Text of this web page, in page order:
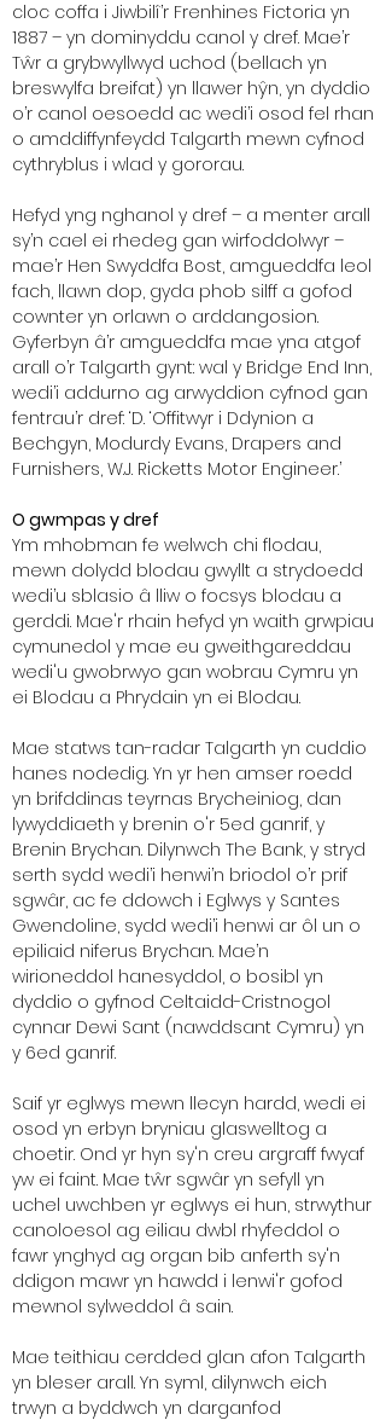
cloc coffa i Jiwbilî’r Frenhines Fictoria yn
1887 – yn dominyddu canol y dref. Mae’r
Tŵr a grybwyllwyd uchod (bellach yn
breswylfa breifat) yn llawer hŷn, yn dyddio
o’r canol oesoedd ac wedi’i osod fel rhan
o amddiffynfeydd Talgarth mewn cyfnod
cythryblus i wlad y gororau.
Hefyd yng nghanol y dref – a menter arall
sy’n cael ei rhedeg gan wirfoddolwyr –
mae’r Hen Swyddfa Bost, amgueddfa leol
fach, llawn dop, gyda phob silff a gofod
cownter yn orlawn o arddangosion.
Gyferbyn â’r amgueddfa mae yna atgof
arall o’r Talgarth gynt: wal y Bridge End Inn,
wedi’i addurno ag arwyddion cyfnod gan
fentrau’r dref: ‘D. ‘Offitwyr i Ddynion a
Bechgyn, Modurdy Evans, Drapers and
Furnishers, W.J. Ricketts Motor Engineer.’
O gwmpas y dref
Ym mhobman fe welwch chi flodau,
mewn dolydd blodau gwyllt a strydoedd
wedi’u sblasio â lliw o focsys blodau a
gerddi. Mae'r rhain hefyd yn waith grwpiau
cymunedol y mae eu gweithgareddau
wedi'u gwobrwyo gan wobrau Cymru yn
ei Blodau a Phrydain yn ei Blodau.
Mae statws tan-radar Talgarth yn cuddio
hanes nodedig. Yn yr hen amser roedd
yn brifddinas teyrnas Brycheiniog, dan
lywyddiaeth y brenin o'r 5ed ganrif, y
Brenin Brychan. Dilynwch The Bank, y stryd
serth sydd wedi’i henwi’n briodol o’r prif
sgwâr, ac fe ddowch i Eglwys y Santes
Gwendoline, sydd wedi’i henwi ar ôl un o
epiliaid niferus Brychan. Mae’n
wirioneddol hanesyddol, o bosibl yn
dyddio o gyfnod Celtaidd-Cristnogol
cynnar Dewi Sant (nawddsant Cymru) yn
y 6ed ganrif.
Saif yr eglwys mewn llecyn hardd, wedi ei
osod yn erbyn bryniau glaswelltog a
choetir. Ond yr hyn sy'n creu argraff fwyaf
yw ei faint. Mae tŵr sgwâr yn sefyll yn
uchel uwchben yr eglwys ei hun, strwythur
canoloesol ag eiliau dwbl rhyfeddol o
fawr ynghyd ag organ bib anferth sy'n
ddigon mawr yn hawdd i lenwi'r gofod
mewnol sylweddol â sain.
Mae teithiau cerdded glan afon Talgarth
yn bleser arall. Yn syml, dilynwch eich
trwyn a byddwch yn darganfod